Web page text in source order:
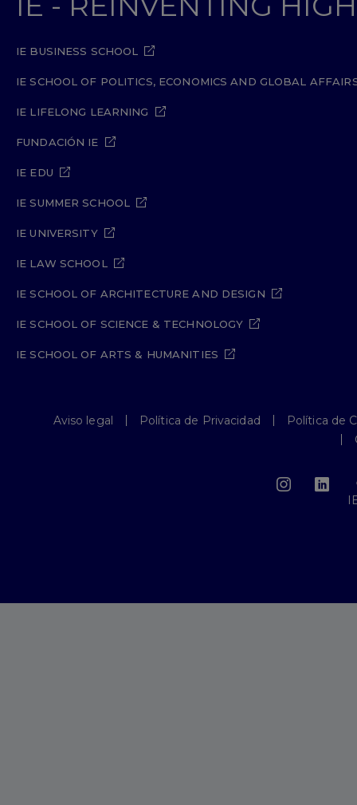
IE BUSINESS SCHOOL
IE SCHOOL OF POLITICS, ECONOMICS AND GLOBAL
IE LIFELONG LEARNING
FUNDACIÓN IE
IE EDU
IE SUMMER SCHOOL
IE UNIVERSITY
IE LAW SCHOOL
IE SCHOOL OF ARCHITECTURE AND DESIGN
IE SCHOOL OF SCIENCE & TECHNOLOGY
IE SCHOOL OF ARTS & HUMANITIES
Aviso legal Política de Privacidad
Política de